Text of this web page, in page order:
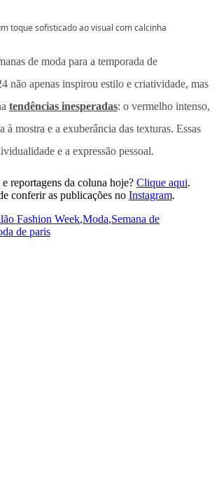
toque sofisticado ao visual com calcinha
de moda para a temporada de
não apenas inspirou estilo e criatividade, mas
tendências inesperadas: o vermelho intenso,
à mostra e a exuberância das texturas. Essas
e a expressão pessoal.
e reportagens da coluna hoje? Clique aqui.
conferir as publicações no Instagram.
Fashion Week,Moda,Semana de
de paris